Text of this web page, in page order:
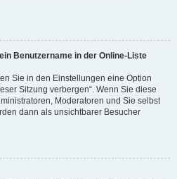
Benutzername in der Online-Liste
Sie in den Einstellungen eine Option
Sitzung verbergen“. Wenn Sie diese
Moderatoren und Sie selbst
dann als unsichtbarer Besucher